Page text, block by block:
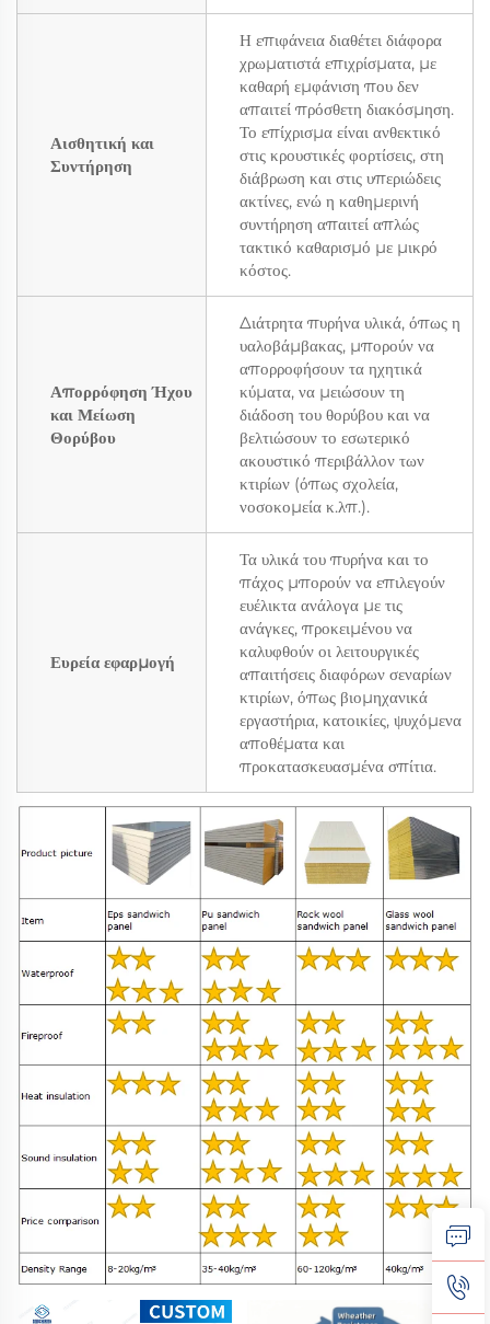
Αισθητική και
Συντήρηση
Η επιφάνεια διαθέτει διάφορα
χρωματιστά επιχρίσματα, με
καθαρή εμφάνιση που δεν
απαιτεί πρόσθετη διακόσμηση.
Το επίχρισμα είναι ανθεκτικό
στις κρουστικές φορτίσεις, στη
διάβρωση και στις υπεριώδεις
ακτίνες, ενώ η καθημερινή
συντήρηση απαιτεί απλώς
τακτικό καθαρισμό με μικρό
κόστος.
Απορρόφηση Ήχου
και Μείωση
Θορύβου
Διάτρητα πυρήνα υλικά, όπως η
υαλοβάμβακας, μπορούν να
απορροφήσουν τα ηχητικά
κύματα, να μειώσουν τη
διάδοση του θορύβου και να
βελτιώσουν το εσωτερικό
ακουστικό περιβάλλον των
κτιρίων (όπως σχολεία,
νοσοκομεία κ.λπ.).
Ευρεία εφαρμογή
Τα υλικά του πυρήνα και το
πάχος μπορούν να επιλεγούν
ευέλικτα ανάλογα με τις
ανάγκες, προκειμένου να
καλυφθούν οι λειτουργικές
απαιτήσεις διαφόρων σεναρίων
κτιρίων, όπως βιομηχανικά
εργαστήρια, κατοικίες, ψυχόμενα
αποθέματα και
προκατασκευασμένα σπίτια.